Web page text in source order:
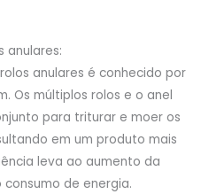
anulares:
anulares é conhecido por
Os múltiplos rolos e o anel
para triturar e moer os
em um produto mais
leva ao aumento da
de energia.